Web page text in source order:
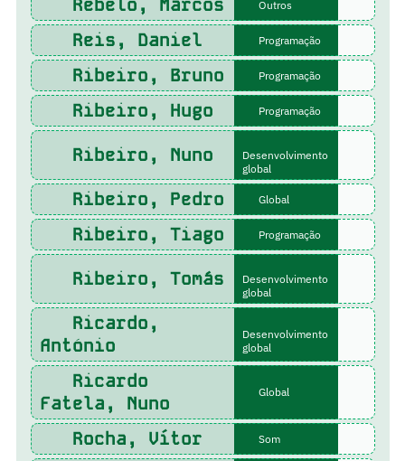
Rebelo, Marcos Outros
Reis, Daniel Programação
Ribeiro, Bruno Programação
Ribeiro, Hugo Programação
Ribeiro, Nuno
Desenvolvimento
global
Ribeiro, Pedro Global
Ribeiro, Tiago Programação
Ribeiro, Tomás
Desenvolvimento
global
Ricardo,
António
Desenvolvimento
global
Ricardo
Fatela, Nuno
Global
Rocha, Vítor Som